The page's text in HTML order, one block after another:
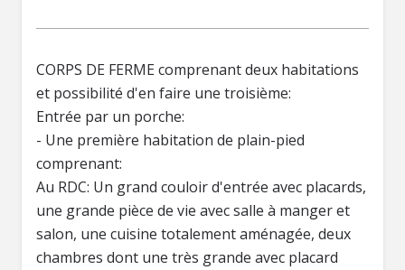
CORPS DE FERME comprenant deux habitations
et possibilité d'en faire une troisième:
Entrée par un porche:
- Une première habitation de plain-pied
comprenant:
Au RDC: Un grand couloir d'entrée avec placards,
une grande pièce de vie avec salle à manger et
salon, une cuisine totalement aménagée, deux
chambres dont une très grande avec placard